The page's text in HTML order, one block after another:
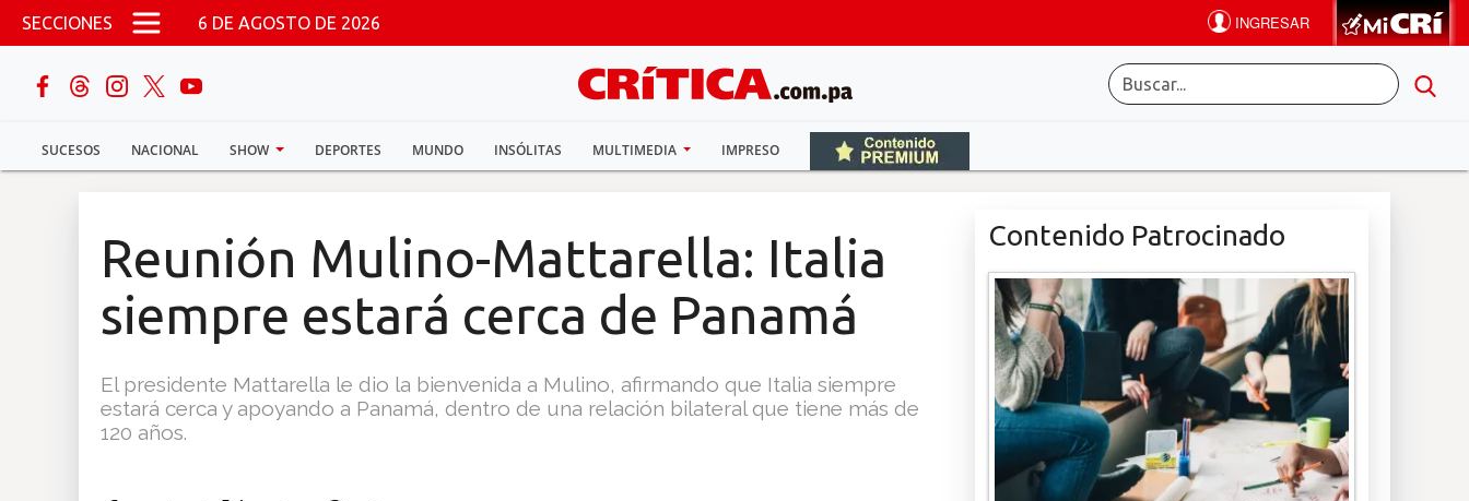
Pasar al contenido principal
SECCIONES 6 DE AGOSTO DE 2026
SUCESOS NACIONAL SHOW DEPORTES MUNDO INSÓLITAS MULTIMEDIA IMPRESO
buscar
Sucesos
Reunión Mulino-Mattarella: Italia
siempre estará cerca de Panamá
El presidente Mattarella le dio la bienvenida a Mulino, afirmando que Italia siempre
estará cerca y apoyando a Panamá, dentro de una relación bilateral que tiene más de
120 años.
Contenido Patrocinado